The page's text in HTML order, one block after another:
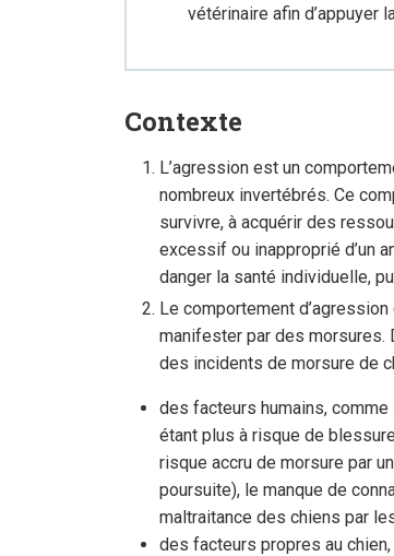
vétérinaire afin d’appuyer
Contexte
L’agression est un
nombreux invertébrés. Ce
survivre, à acquérir des
excessif ou inapproprié d’un
danger la santé individuelle,
Le comportement
manifester par des morsures.
des incidents de morsure de
des facteurs humains,
étant plus à risque de
risque accru de morsure par
poursuite), le manque de
maltraitance des chiens par
des facteurs propres au